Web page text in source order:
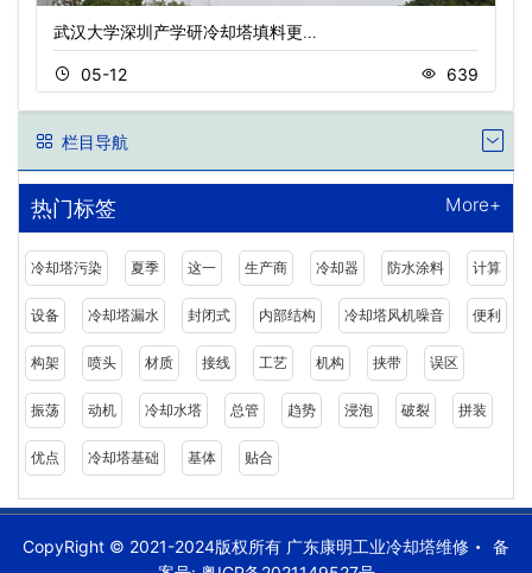
武汉大学深圳产学研冷却塔填料更…
05-12 639
栏目导航
热门标签 More+
冷却塔污染 夏季 这一 生产商 冷却器 防水涂料 计算
设备 冷却塔漏水 封闭式 内部结构 冷却塔风机噪音 便利
构架 喷头 材质 接线 工艺 机构 挟带 误区
振荡 动机 冷却水塔 总管 趋势 浸泡 破裂 拼装
优点 冷却塔基础 基体 贴合
CopyRight © 2021-2024版权所有 广东康明工业冷却塔维修
备